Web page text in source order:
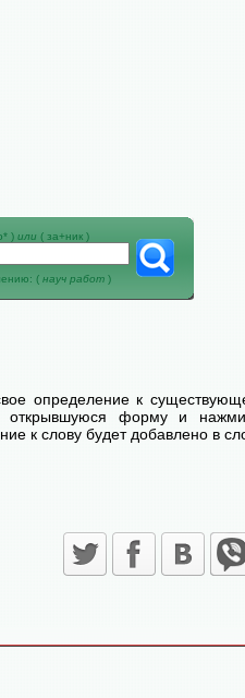
) или ( за+ник )
( науч работ )
определение к
открывшуюся форму и
к слову будет добавлено в